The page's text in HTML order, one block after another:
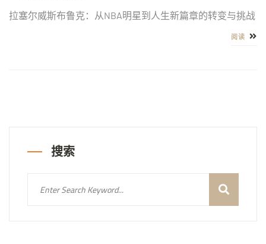
拉塞尔威斯布鲁克：从NBA明星到人生新篇章的转变与挑战
阅读
搜索